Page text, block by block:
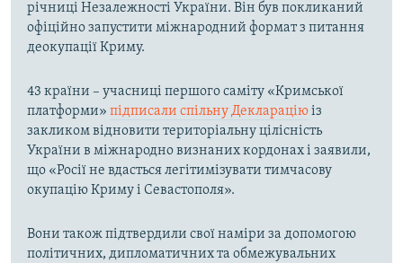
річниці Незалежності України. Він був покликаний
офіційно запустити міжнародний формат з питання
деокупації Криму.
43 країни – учасниці першого саміту «Кримської
платформи» підписали спільну Деклараціюіз
закликом відновити територіальну цілісність
України в міжнародно визнаних кордонах і заявили,
що «Росії не вдасться легітимізувати тимчасову
окупацію Криму і Севастополя».
Вони також підтвердили свої наміри за допомогою
політичних, дипломатичних та обмежувальних